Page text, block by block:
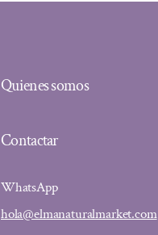
Quienes somos
Contactar
WhatsApp
hola@elmanaturalmarket.com